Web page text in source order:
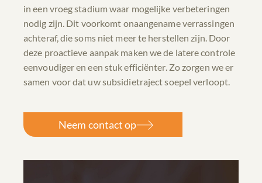
in een vroeg stadium waar mogelijke verbeteringen
nodig zijn. Dit voorkomt onaangename verrassingen
achteraf, die soms niet meer te herstellen zijn. Door
deze proactieve aanpak maken we de latere controle
eenvoudiger en een stuk efficiënter. Zo zorgen we er
samen voor dat uw subsidietraject soepel verloopt.
Neem contact op